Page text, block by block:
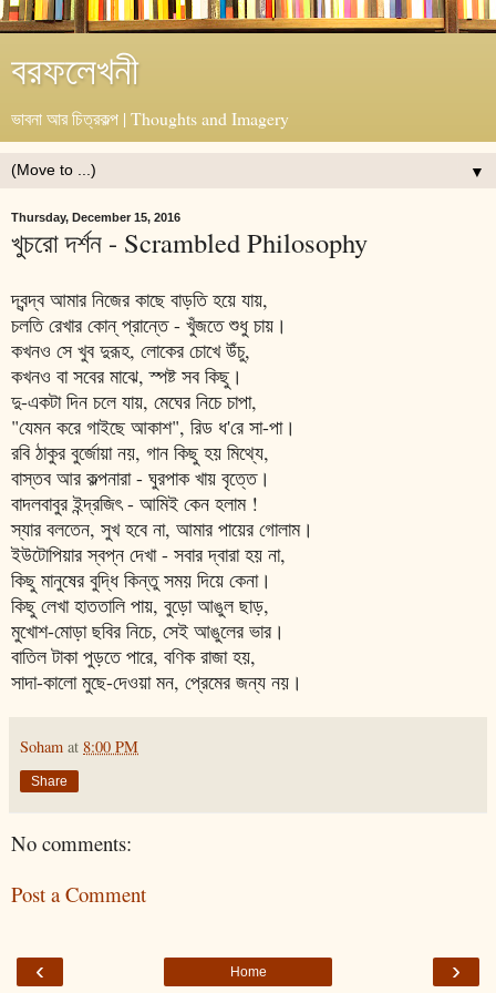
বরফলেখনী
ভাবনা আর চিত্রকল্প | Thoughts and Imagery
▼
Thursday, December 15, 2016
খুচরো দর্শন - Scrambled Philosophy
দ্বন্দ্ব আমার নিজের কাছে বাড়তি হয়ে যায়,
চলতি রেখার কোন্ প্রান্তে - খুঁজতে শুধু চায়।
কখনও সে খুব দুরূহ, লোকের চোখে উঁচু,
কখনও বা সবের মাঝে, স্পষ্ট সব কিছু।
দু-একটা দিন চলে যায়, মেঘের নিচে চাপা,
"যেমন করে গাইছে আকাশ", রিড ধ'রে সা-পা।
রবি ঠাকুর বুর্জোয়া নয়, গান কিছু হয় মিথ্যে,
বাস্তব আর কল্পনারা - ঘুরপাক খায় বৃত্তে।
বাদলবাবুর ইন্দ্রজিৎ - আমিই কেন হলাম !
স্যার বলতেন, সুখ হবে না, আমার পায়ের গোলাম।
ইউটোপিয়ার স্বপ্ন দেখা - সবার দ্বারা হয় না,
কিছু মানুষের বুদ্ধি কিন্তু সময় দিয়ে কেনা।
কিছু লেখা হাততালি পায়, বুড়ো আঙুল ছাড়,
মুখোশ-মোড়া ছবির নিচে, সেই আঙুলের ভার।
বাতিল টাকা পুড়তে পারে, বণিক রাজা হয়,
সাদা-কালো মুছে-দেওয়া মন, প্রেমের জন্য নয়।
Soham at 8:00 PM
Share
No comments:
Post a Comment
‹ ›
Home